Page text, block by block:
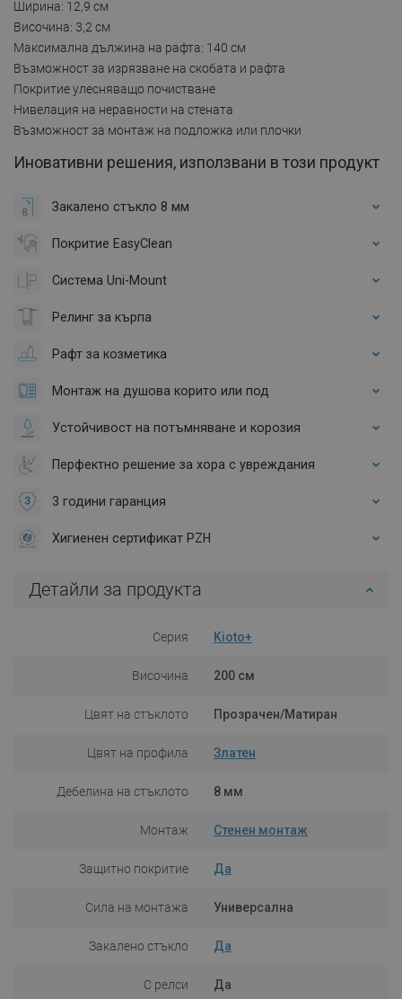
Ширина: 12,9 см
Височина: 3,2 см
Максимална дължина на рафта: 140 см
Възможност за изрязване на скобата и рафта
Покритие улесняващо почистване
Нивелация на неравности на стената
Възможност за монтаж на подложка или плочки
Иновативни решения, използвани в този продукт
Закалено стъкло 8 мм
Покритие EasyClean
Система Uni-Mount
Релинг за кърпа
Рафт за козметика
Монтаж на душова корито или под
Устойчивост на потъмняване и корозия
Перфектно решение за хора с увреждания
3 години гаранция
Хигиенен сертификат PZH
Детайли за продукта
Серия Kioto+
Височина 200 см
Цвят на стъклото Прозрачен/Матиран
Цвят на профила Златен
Дебелина на стъклото 8 мм
Монтаж Стенен монтаж
Защитно покритие Да
Сила на монтажа Универсална
Закалено стъкло Да
С релси Да